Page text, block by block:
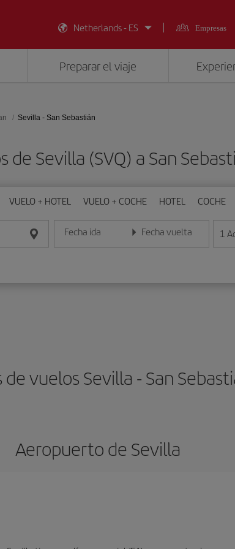
Netherlands - ES
Empresas
Preparar el viaje
Sevilla - San Sebastián
de Sevilla (SVQ) a San
VUELO + HOTEL VUELO + COCHE HOTEL COCHE
Fecha ida
Introduce la fecha en formato día/mes/año
Fecha vuelta
Introduce la fecha en 1
vuelos Sevilla - San
Aeropuerto de Sevilla